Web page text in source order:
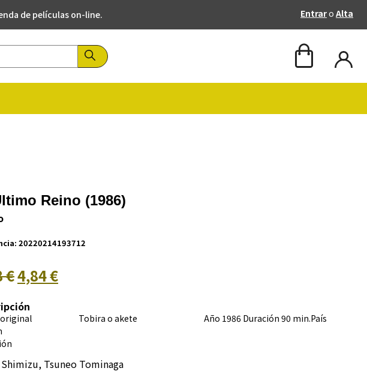
de películas on-line. Entraro Alta
Reino (1986)
20220214193712
€4,84 €
original Tobira o akete Año 1986 Duración 90 min.País
Tsuneo Tominaga